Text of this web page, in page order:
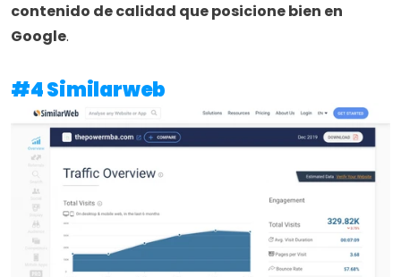
contenido de calidad que posicione bien en
Google.
#4 Similarweb